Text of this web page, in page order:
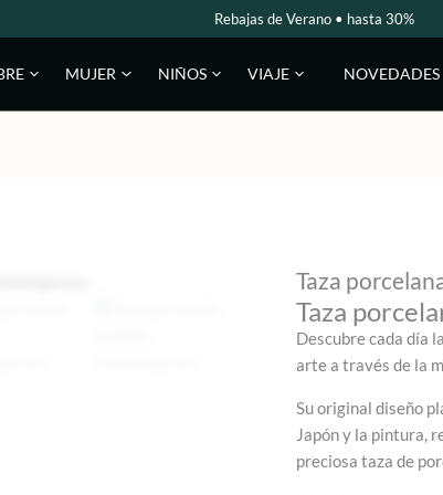
Rebajas de Verano • hasta 30%
MUJER NIÑOS VIAJE NOVEDADES
Taza
Taza
Descubre cada día
arte a través de la
Su original diseño
Japón y la pintura,
preciosa taza de